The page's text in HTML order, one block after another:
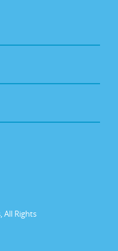
All Rights